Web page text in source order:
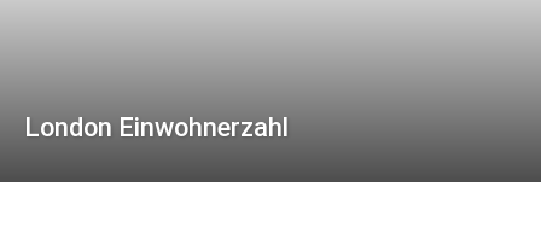
London Einwohnerzahl